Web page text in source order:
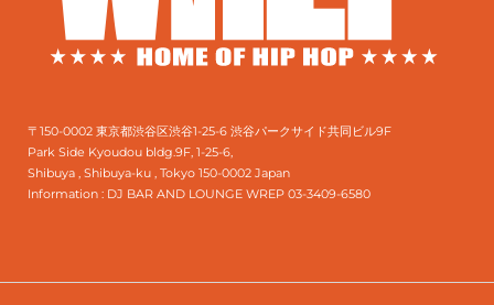
〒150-0002 東京都渋谷区渋谷1-25-6 渋谷パークサイド共同ビル9F
Park Side Kyoudou bldg.9F, 1-25-6,
Shibuya , Shibuya-ku , Tokyo 150-0002 Japan
Information : DJ BAR AND LOUNGE WREP 03-3409-6580